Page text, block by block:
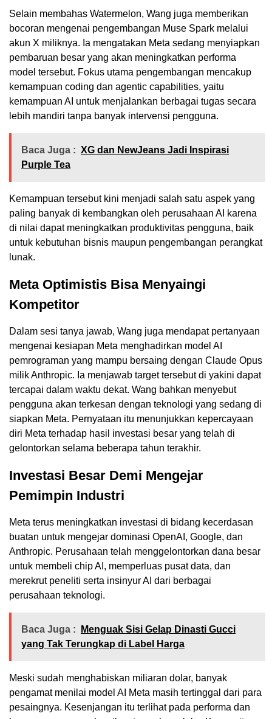
Selain membahas Watermelon, Wang juga memberikan
bocoran mengenai pengembangan Muse Spark melalui
akun X miliknya. Ia mengatakan Meta sedang menyiapkan
pembaruan besar yang akan meningkatkan performa
model tersebut. Fokus utama pengembangan mencakup
kemampuan coding dan agentic capabilities, yaitu
kemampuan AI untuk menjalankan berbagai tugas secara
lebih mandiri tanpa banyak intervensi pengguna.
Baca Juga : XG dan NewJeans Jadi Inspirasi
Purple Tea
Kemampuan tersebut kini menjadi salah satu aspek yang
paling banyak di kembangkan oleh perusahaan AI karena
di nilai dapat meningkatkan produktivitas pengguna, baik
untuk kebutuhan bisnis maupun pengembangan perangkat
lunak.
Meta Optimistis Bisa Menyaingi
Kompetitor
Dalam sesi tanya jawab, Wang juga mendapat pertanyaan
mengenai kesiapan Meta menghadirkan model AI
pemrograman yang mampu bersaing dengan Claude Opus
milik Anthropic. Ia menjawab target tersebut di yakini dapat
tercapai dalam waktu dekat. Wang bahkan menyebut
pengguna akan terkesan dengan teknologi yang sedang di
siapkan Meta. Pernyataan itu menunjukkan kepercayaan
diri Meta terhadap hasil investasi besar yang telah di
gelontorkan selama beberapa tahun terakhir.
Investasi Besar Demi Mengejar
Pemimpin Industri
Meta terus meningkatkan investasi di bidang kecerdasan
buatan untuk mengejar dominasi OpenAI, Google, dan
Anthropic. Perusahaan telah menggelontorkan dana besar
untuk membeli chip AI, memperluas pusat data, dan
merekrut peneliti serta insinyur AI dari berbagai
perusahaan teknologi.
Baca Juga :
Menguak Sisi Gelap Dinasti Gucci
yang Tak Terungkap di Label Harga
Meski sudah menghabiskan miliaran dolar, banyak
pengamat menilai model AI Meta masih tertinggal dari para
pesaingnya. Kesenjangan itu terlihat pada performa dan